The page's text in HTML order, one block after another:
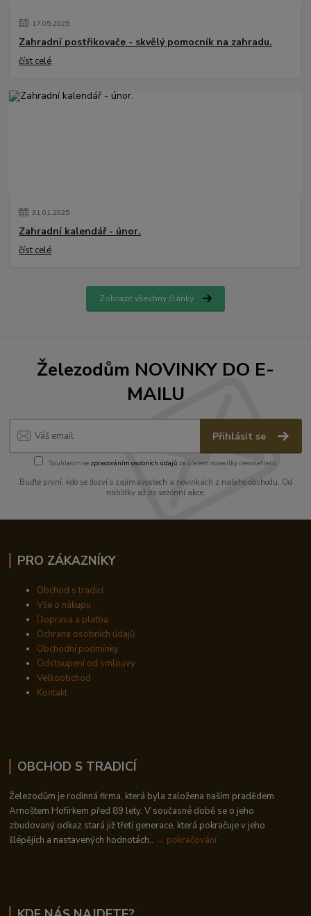
17.05.2025
Zahradní postřikovače - skvělý pomocník na zahradu.
číst celé
31.01.2025
Zahradní kalendář - únor.
číst celé
Zobrazit všechny články
Železodům NOVINKY DO E-
MAILU
Přihlásit se
Souhlasím se zpracováním osobních údajůza účelem rozesílky newsletteru.
Buďte první, kdo se dozví o zajímavostech a novinkách z našeho obchodu. Od
nabídky až po sezónní akce.
PRO ZÁKAZNÍKY
Obchod s tradicí
Vše o nákupu
Doprava a platba
Ochrana osobních údajů
Obchodní podmínky
Odstoupení od smlouvy
Velkoobchod
Kontakt
OBCHOD S TRADICÍ
Železodům je rodinná firma, která byla založena naším pradědem
Arnoštem Hofírkem před 89 lety. V současné době se o jeho
zbudovaný odkaz stará již třetí generace, která pokračuje v jeho
šlépějích a nastavených hodnotách.. → pokračování